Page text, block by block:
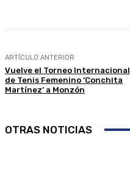
ARTÍCULO ANTERIOR
Vuelve el Torneo Internacional
de Tenis Femenino ‘Conchita
Martínez’ a Monzón
OTRAS NOTICIAS